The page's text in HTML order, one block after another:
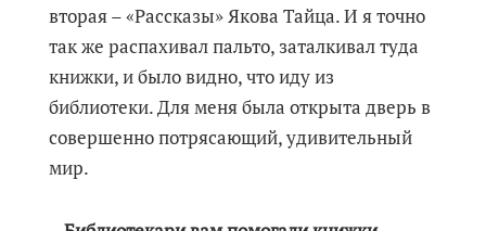
вторая – «Рассказы» Якова Тайца. И я точно
так же распахивал пальто, заталкивал туда
книжки, и было видно, что иду из
библиотеки. Для меня была открыта дверь в
совершенно потрясающий, удивительный
мир.